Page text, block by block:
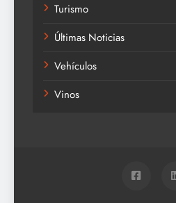
Turismo
Últimas Noticias
Vehículos
Vinos